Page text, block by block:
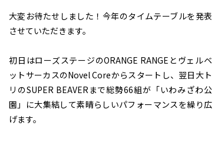
大変お待たせしました！今年のタイムテーブルを発表
させていただきます。
初日はローズステージのORANGE RANGEとヴェルベ
ットサーカスのNovel Coreからスタートし、翌日大ト
リのSUPER BEAVERまで総勢66組が「いわみざわ公
園」に大集結して素晴らしいパフォーマンスを繰り広
げます。